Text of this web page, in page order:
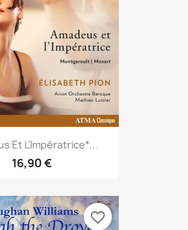
Et L’Impératrice*...
16,90 €
favorite_border